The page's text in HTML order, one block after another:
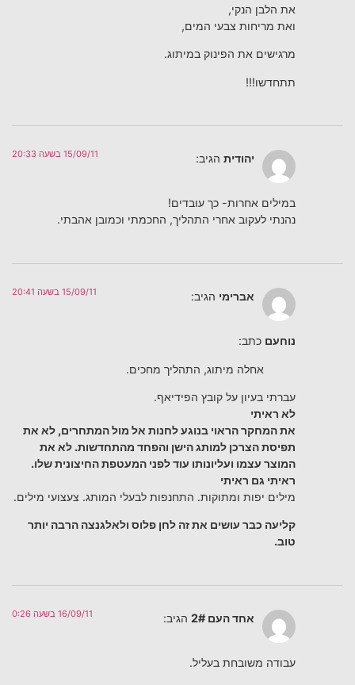
את הלבן הנקי,
ואת מריחות צבעי המים,
מרגישים את הפינוק במיתוג.
תתחדשו!!!
יהודית הגיב: 15/09/11 בשעה 20:33
במילים אחרות- כך עובדים!
נהנתי לעקוב אחרי התהליך, החכמתי וכמובן אהבתי.
אברימי הגיב: 15/09/11 בשעה 20:41
נוחעם כתב:
אחלה מיתוג, התהליך מחכים.
עברתי בעיון על קובץ הפידיאף.
לא ראיתי
את המחקר הראוי בנוגע לחנות אל מול המתחרים, לא את
תפיסת הצרכן למותג הישן והפחד מהתחדשות. לא את
המוצר עצמו ועליונותו עוד לפני המעטפת החיצונית שלו.
ראיתי גם ראיתי
מילים יפות ומתוקות. התחנפות לבעלי המותג. צעצועי מילים.
קליעה כבר עושים את זה לחן פלוס ולאלגנצה הרבה יותר
טוב.
אחד העם 2# הגיב: 16/09/11 בשעה 0:26
עבודה משובחת בעליל.